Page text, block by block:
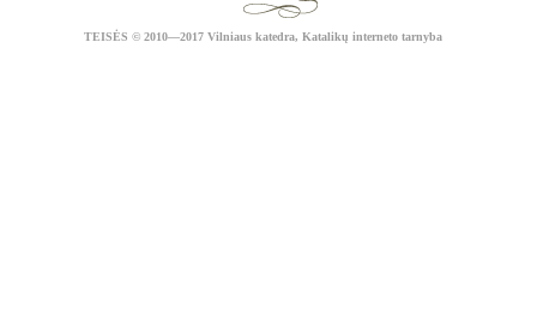
TEISĖS © 2010—2017 Vilniaus katedra, Katalikų interneto tarnyba